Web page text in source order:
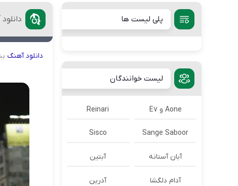
دانلودآهنگ
پلی لیست ها
لیست خوانندگان
Aone و E7 Reinari
Sange Saboor
Sisco
آبان آستانه آبتین
آدام دلگشا آدرين